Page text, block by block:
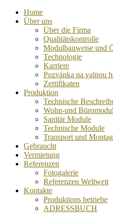
Home
Über uns
Über die Firma
Qualitätskontrolle
Modulbauweise und
Technologie
Karriere
Pozvánka na valnou
Zertifikaten
Produktion
Technische
Wohn-und
Sanitär Module
Technische Module
Transport und
Gebraucht
Vermietung
Referenzen
Fotogalerie
Referenzen Weltweit
Kontakte
Produktions betriebe
ADRESSBUCH